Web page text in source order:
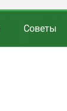
Советы